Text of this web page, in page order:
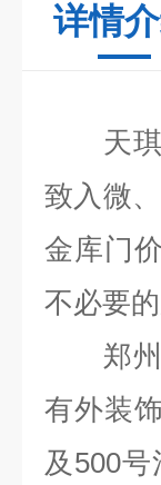
详情
天琪
致入微
金库门
不必要
郑州
有外装
及 500号